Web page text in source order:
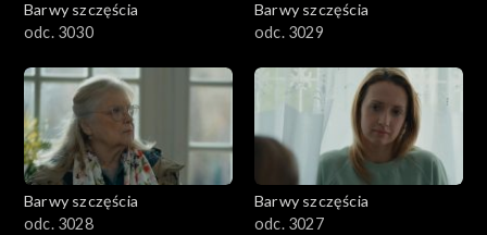
Barwy szczęścia
odc. 3030
Barwy szczęścia
odc. 3029
Barwy szczęścia
odc. 3028
Barwy szczęścia
odc. 3027